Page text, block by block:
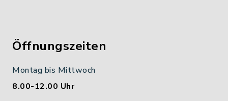
Öffnungszeiten
Montag bis Mittwoch
8.00-12.00 Uhr